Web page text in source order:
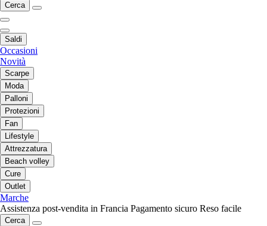
Cerca
Saldi
Occasioni
Novità
Scarpe
Moda
Palloni
Protezioni
Fan
Lifestyle
Attrezzatura
Beach volley
Cure
Outlet
Marche
Assistenza post-vendita in Francia Pagamento sicuro Reso facile
Cerca